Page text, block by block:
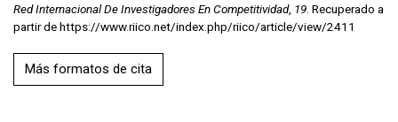
Red Internacional De Investigadores En Competitividad, 19 . Recuperado a
partir de https://www.riico.net/index.php/riico/article/view/2411
Más formatos de cita